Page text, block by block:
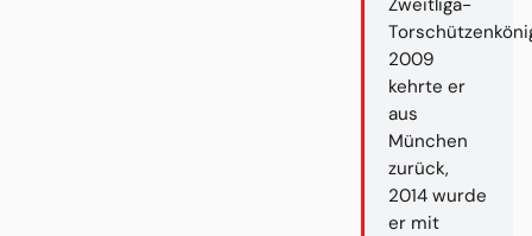
2009
kehrte er
aus
München
zurück,
2014 wurde
er mit